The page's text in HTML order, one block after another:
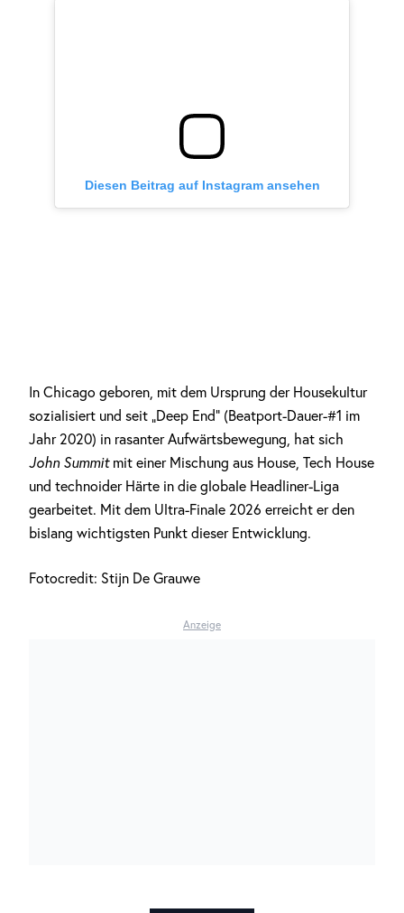
Diesen Beitrag auf Instagram ansehen
In Chicago geboren, mit dem Ursprung der Housekultur
sozialisiert und seit „Deep End“ (Beatport-Dauer-#1 im
Jahr 2020) in rasanter Aufwärtsbewegung, hat sich
John Summit mit einer Mischung aus House, Tech House
und technoider Härte in die globale Headliner-Liga
gearbeitet. Mit dem Ultra-Finale 2026 erreicht er den
bislang wichtigsten Punkt dieser Entwicklung.
Fotocredit: Stijn De Grauwe
Anzeige